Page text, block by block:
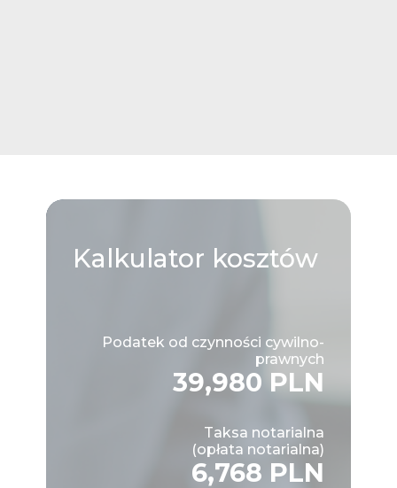
Kalkulator kosztów
Podatek od czynności cywilno-
prawnych
39,980 PLN
Taksa notarialna
(opłata notarialna)
6,768 PLN